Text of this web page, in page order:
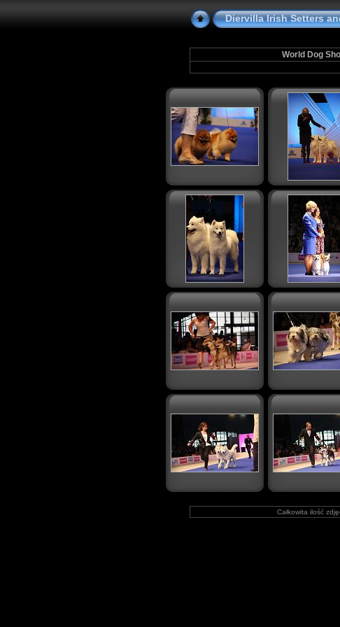
Diervilla Irish Setters
World Dog
Całkowita ilość